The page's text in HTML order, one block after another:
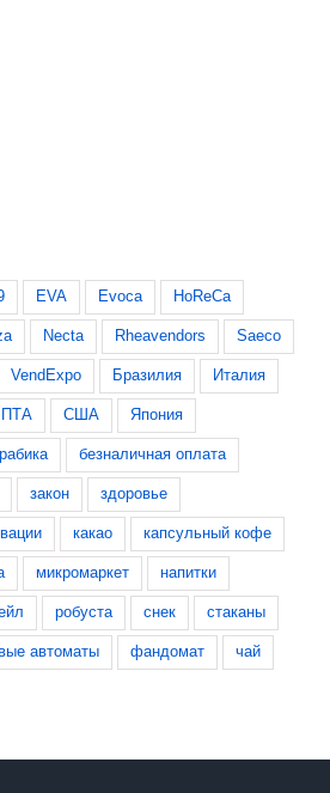
EVA Evoca HoReCa
Necta Rheavendors Saeco
VendExpo Бразилия Италия
ПТА США Япония
безналичная оплата
закон здоровье
какао капсульный кофе
микромаркет напитки
робуста снек стаканы
автоматы фандомат чай